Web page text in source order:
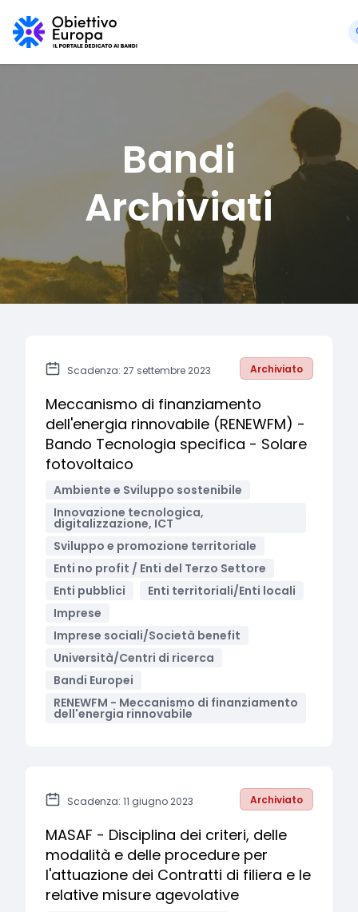
Bandi
Archiviati
Scadenza: 27 settembre 2023 Archiviato
Meccanismo di finanziamento
dell'energia rinnovabile (RENEWFM) -
Bando Tecnologia specifica - Solare
fotovoltaico
Ambiente e Sviluppo sostenibile
Innovazione tecnologica,
digitalizzazione, ICT
Sviluppo e promozione territoriale
Enti no profit / Enti del Terzo Settore
Enti pubblici
Enti territoriali/Enti locali
Imprese
Imprese sociali/Società benefit
Università/Centri di ricerca
Bandi Europei
RENEWFM - Meccanismo di finanziamento
dell'energia rinnovabile
Scadenza: 11 giugno 2023 Archiviato
MASAF - Disciplina dei criteri, delle
modalità e delle procedure per
l'attuazione dei Contratti di filiera e le
relative misure agevolative